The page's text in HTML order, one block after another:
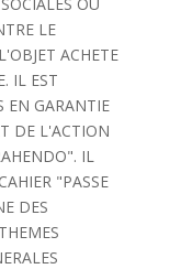
LE
ACHETE
IL EST
EN GARANTIE
DE L'ACTION
IL
"PASSE
DES